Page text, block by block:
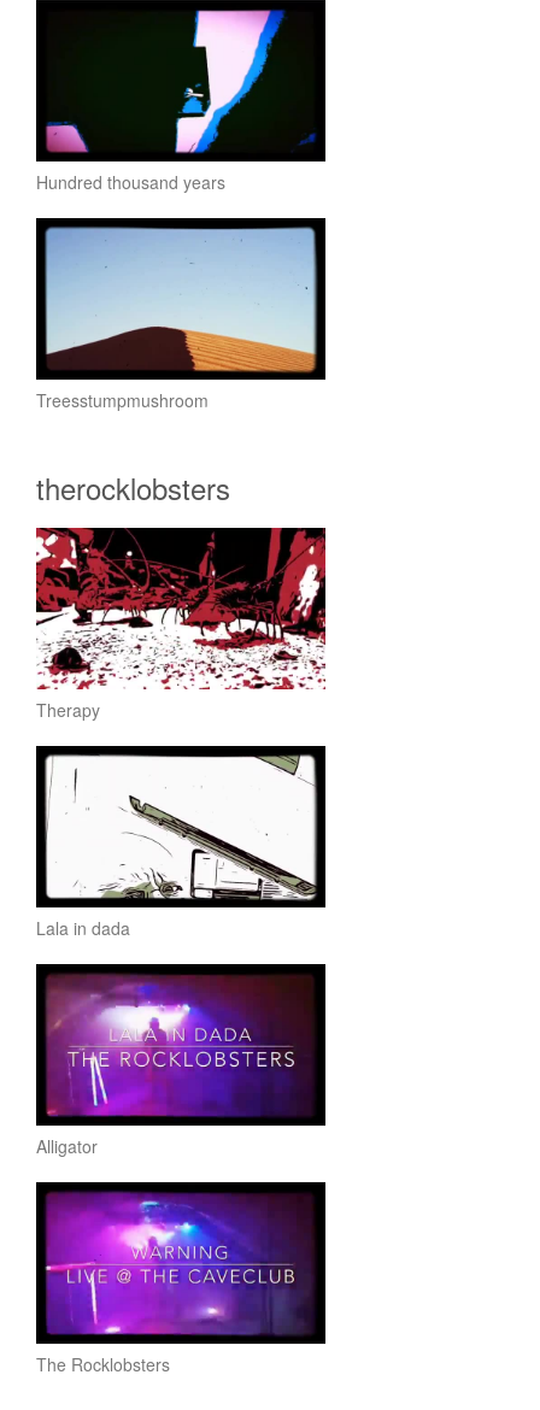
Hundred thousand years
Treesstumpmushroom
therocklobsters
Therapy
Lala in dada
Alligator
The Rocklobsters